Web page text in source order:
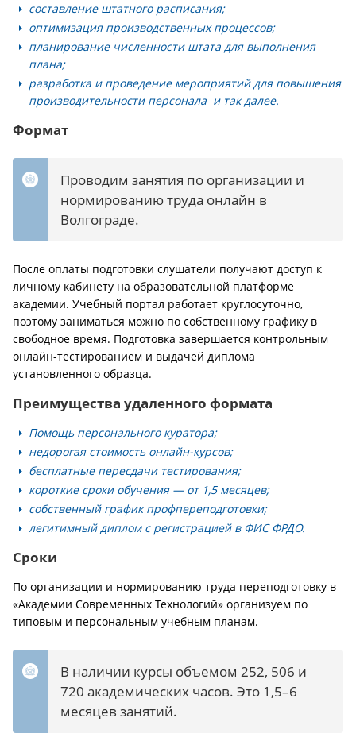
составление штатного расписания;
оптимизация производственных процессов;
планирование численности штата для выполнения
плана;
разработка и проведение мероприятий для повышения
производительности персонала и так далее.
Формат
Проводим занятия по организации и
нормированию труда онлайн в
Волгограде.
После оплаты подготовки слушатели получают доступ к
личному кабинету на образовательной платформе
академии. Учебный портал работает круглосуточно,
поэтому заниматься можно по собственному графику в
свободное время. Подготовка завершается контрольным
онлайн-тестированием и выдачей диплома
установленного образца.
Преимущества удаленного формата
Помощь персонального куратора;
недорогая стоимость онлайн-курсов;
бесплатные пересдачи тестирования;
короткие сроки обучения — от 1,5 месяцев;
собственный график профпереподготовки;
легитимный диплом с регистрацией в ФИС ФРДО.
Сроки
По организации и нормированию труда переподготовку в
«Академии Современных Технологий» организуем по
типовым и персональным учебным планам.
В наличии курсы объемом 252, 506 и
720 академических часов. Это 1,5–6
месяцев занятий.